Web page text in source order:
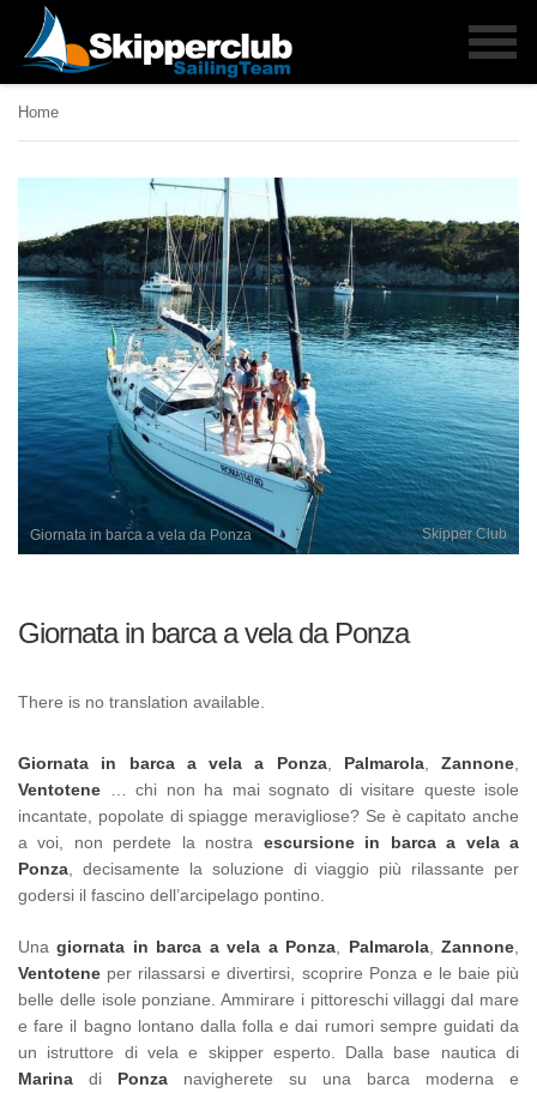
Home
Giornata in barca a vela da Ponza Skipper Club
Giornata in barca a vela da Ponza
There is no translation available.
Giornata in barca a vela a Ponza, Palmarola, Zannone
Ventotene … chi non ha mai sognato di visitare queste isole
incantate, popolate di spiagge meravigliose? Se è capitato anche
a voi, non perdete la nostra escursione in barca a vela a
Ponza , decisamente la soluzione di viaggio più rilassante per
godersi il fascino dell’arcipelago pontino.
Unagiornata in barca a vela a Ponza Palmarola,Zannone
Ventotene per rilassarsi e divertirsi, scoprire Ponza e le baie più
belle delle isole ponziane. Ammirare i pittoreschi villaggi dal mare
e fare il bagno lontano dalla folla e dai rumori sempre guidati da
un istruttore di vela e skipper esperto. Dalla base nautica di
Marina di Ponza navigherete su una barca moderna e